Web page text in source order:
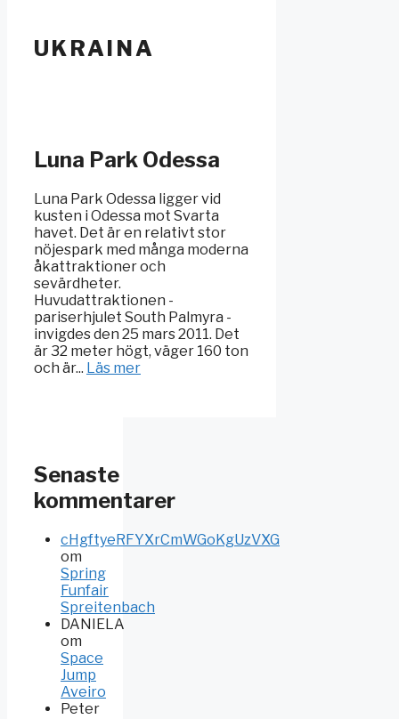
UKRAINA
Luna Park Odessa
Luna Park Odessa ligger vid
kusten i Odessa mot Svarta
havet. Det är en relativt stor
nöjespark med många moderna
åkattraktioner och
sevärdheter.
Huvudattraktionen -
pariserhjulet South Palmyra -
invigdes den 25 mars 2011. Det
är 32 meter högt, väger 160 ton
och är... Läs mer
Senaste
kommentarer
cHgftyeRFYXrCmWGoKgUzVXG
om
Spring
Funfair
Spreitenbach
DANIELA
om
Space
Jump
Aveiro
Peter